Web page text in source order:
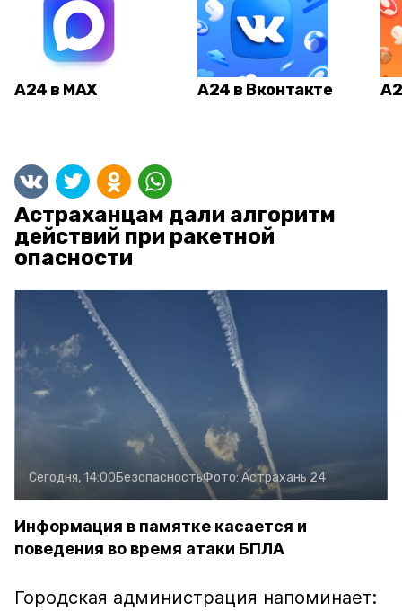
А24 в MAX А24 в Вконтакте
Астраханцам дали алгоритм
действий при ракетной
опасности
Сегодня, 14:00БезопасностьФото:Астрахань 24
Информация в памятке касается и
поведения во время атаки БПЛА
Городская администрация напоминает: